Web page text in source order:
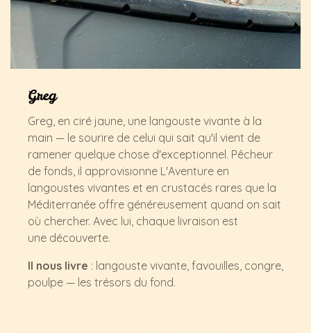
Greg
Greg, en ciré jaune, une langouste vivante à la
main — le sourire de celui qui sait qu'il vient de
ramener quelque chose d'exceptionnel. Pêcheur
de fonds, il approvisionne L'Aventure en
langoustes vivantes et en crustacés rares que la
Méditerranée offre généreusement quand on sait
où chercher. Avec lui, chaque livraison est
une découverte.
Il nous livre : langouste vivante, favouilles, congre,
poulpe — les trésors du fond.